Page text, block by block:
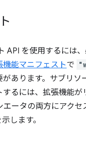
API を使用するには
機能マニフェストで
があります。サブリソ
するには、拡張機能が
エータの両方にアクセ
します。